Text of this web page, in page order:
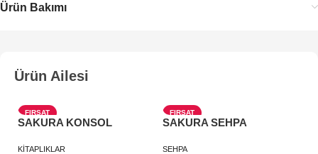
Ürün Bakımı
Ürün Ailesi
FIRSAT
YENI
SAKURA KONSOL
KİTAPLIKLAR
FIRSAT
YENI
SAKURA SEHPA
SEHPA